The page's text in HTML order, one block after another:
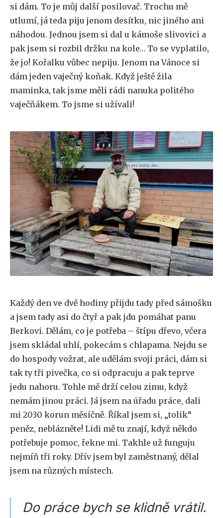
si dám. To je můj další posilovač. Trochu mě
utlumí, já teda piju jenom desítku, nic jiného ani
náhodou. Jednou jsem si dal u kámoše slivovici a
pak jsem si rozbil držku na kole… To se vyplatilo,
že jo! Kořalku vůbec nepiju. Jenom na Vánoce si
dám jeden vaječný koňak. Když ještě žila
maminka, tak jsme měli rádi nanuka politého
vaječňákem. To jsme si užívali!
Každý den ve dvě hodiny přijdu tady před sámošku
a jsem tady asi do čtyř a pak jdu pomáhat panu
Berkovi. Dělám, co je potřeba – štípu dřevo, včera
jsem skládal uhlí, pokecám s chlapama. Nejdu se
do hospody vožrat, ale udělám svoji práci, dám si
tak ty tři pivečka, co si odpracuju a pak teprve
jedu nahoru. Tohle mě drží celou zimu, když
nemám jinou práci. Já jsem na úřadu práce, dali
mi 2030 korun měsíčně. Říkal jsem si, „tolik“
peněz, neblázněte! Lidi mě tu znají, když někdo
potřebuje pomoc, řekne mi. Takhle už funguju
nejmíň tři roky. Dřív jsem byl zaměstnaný, dělal
jsem na různých místech.
Do práce bych se klidně vrátil.